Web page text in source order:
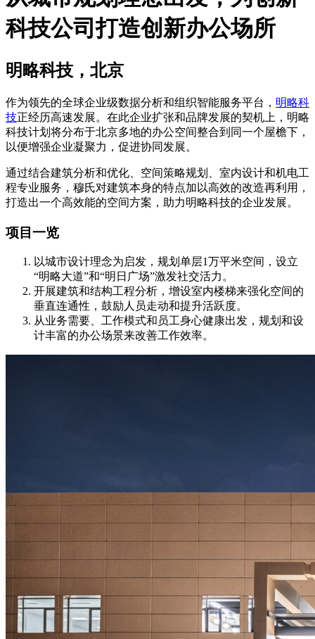
科技公司打造创新办公场所
明略科技，北京
作为领先的全球企业级数据分析和组织智能服务平台， 明略科
技正经历高速发展。在此企业扩张和品牌发展的契机上，明略
科技计划将分布于北京多地的办公空间整合到同一个屋檐下，
以便增强企业凝聚力，促进协同发展。
通过结合建筑分析和优化、空间策略规划、室内设计和机电工
程专业服务，穆氏对建筑本身的特点加以高效的改造再利用，
打造出一个高效能的空间方案，助力明略科技的企业发展。
项目一览
以城市设计理念为启发，规划单层1万平米空间，设立
“明略大道”和“明日广场”激发社交活力。
开展建筑和结构工程分析，增设室内楼梯来强化空间的
垂直连通性，鼓励人员走动和提升活跃度。
从业务需要、工作模式和员工身心健康出发，规划和设
计丰富的办公场景来改善工作效率。